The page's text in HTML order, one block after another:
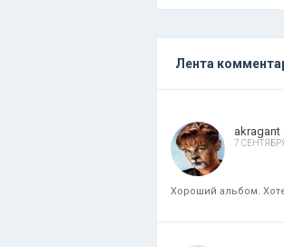
Лента
akragant
7
Хороший альбом.